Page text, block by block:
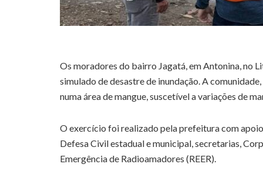
Os moradores do bairro Jagatá, em Antonina, no
simulado de desastre de inundação. A
numa área de mangue, suscetível a variações de
O exercício foi realizado pela prefeitura com
Defesa Civil estadual e municipal, secretarias,
Emergência de Radioamadores (REER).